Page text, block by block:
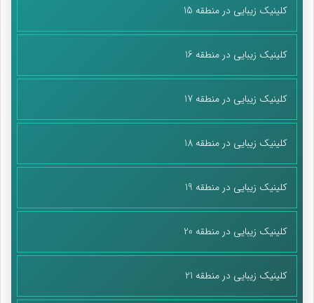
کلینیک زیبایی در منطقه 15
کلینیک زیبایی در منطقه 16
کلینیک زیبایی در منطقه 17
کلینیک زیبایی در منطقه 18
کلینیک زیبایی در منطقه 19
کلینیک زیبایی در منطقه 20
کلینیک زیبایی در منطقه 21